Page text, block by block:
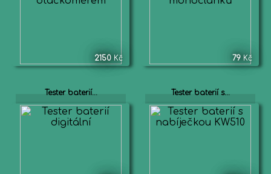
2150 Kč 79 Kč
Tester baterií... Tester baterií s...